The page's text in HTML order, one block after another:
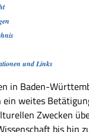
und Links
in Baden-
ein weites
Zwecken
bis hin